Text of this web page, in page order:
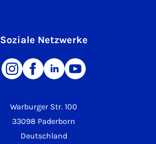
Warburger Str. 100
33098 Paderborn
Deutschland
Soziale Netzwerke